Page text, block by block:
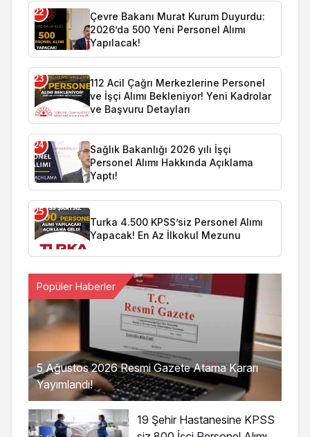
22
Çevre Bakanı Murat Kurum Duyurdu:
2026’da 500 Yeni Personel Alımı
Yapılacak!
23
112 Acil Çağrı Merkezlerine Personel
ve İşçi Alımı Bekleniyor! Yeni Kadrolar
ve Başvuru Detayları
24
Sağlık Bakanlığı 2026 yılı İşçi
Personel Alımı Hakkında Açıklama
Yaptı!
25
Turka 4.500 KPSS’siz Personel Alımı
Yapacak! En Az İlkokul Mezunu
5 Ağustos 2026 Resmi Gazete Atama Kararı
Yayımlandı!
Popüler Haberler
19 Şehir Hastanesine KPSS